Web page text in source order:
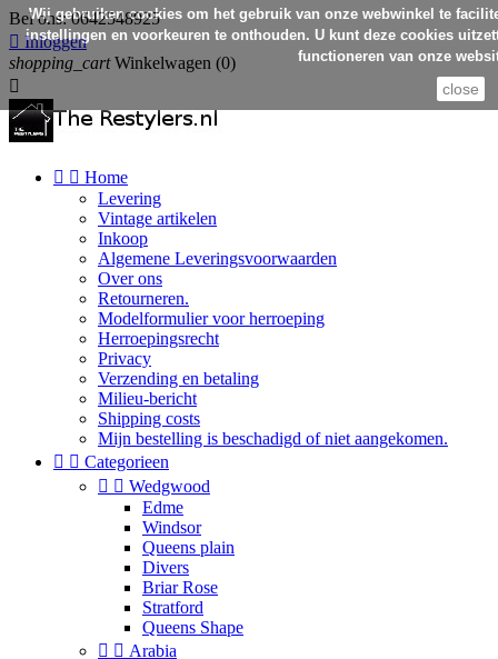
Bel ons:0642548925
 Inloggen
shopping_cart Winkelwagen (0)

  Home
Levering
Vintage artikelen
Inkoop
Algemene Leveringsvoorwaarden
Over ons
Retourneren.
Modelformulier voor herroeping
Herroepingsrecht
Privacy
Verzending en betaling
Milieu-bericht
Shipping costs
Mijn bestelling is beschadigd of niet aangekomen.
  Categorieen
  Wedgwood
Edme
Windsor
Queens plain
Divers
Briar Rose
Stratford
Queens Shape
  Arabia
Wij gebruiken cookies om het gebruik van onze webwinkel te
instellingen en voorkeuren te onthouden. U kunt deze cookies
functioneren van onze
close